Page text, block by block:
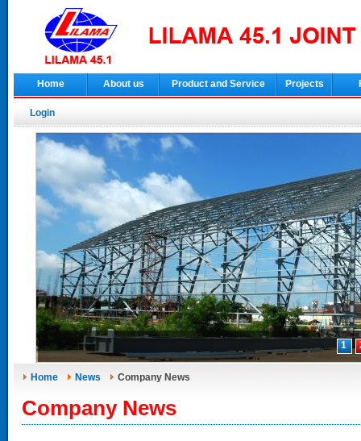
Home About us Product and Service Projects
Login
1
Home News Company News
Company News